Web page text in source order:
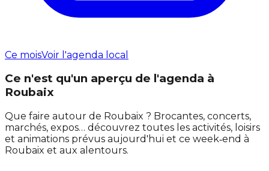
Ce moisVoir l'agenda local
Ce n'est qu'un aperçu de l'agenda à
Roubaix
Que faire autour de Roubaix ? Brocantes, concerts,
marchés, expos… découvrez toutes les activités, loisirs
et animations prévus aujourd'hui et ce week‑end à
Roubaix et aux alentours.